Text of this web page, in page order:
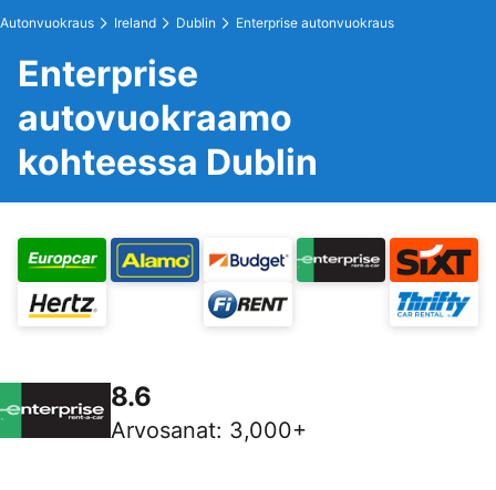
Autonvuokraus Ireland Dublin Enterprise autonvuokraus
Enterprise
autovuokraamo
kohteessa Dublin
8.6
Arvosanat: 3,000+